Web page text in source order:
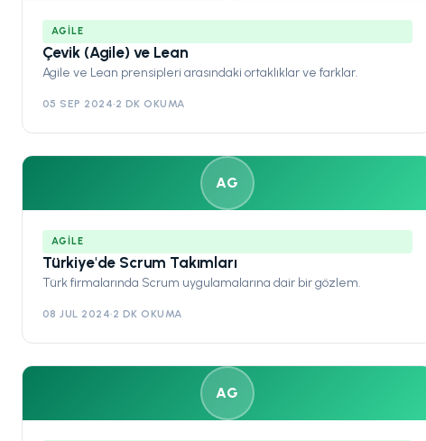
AGILE
Çevik (Agile) ve Lean
Agile ve Lean prensipleri arasındaki ortaklıklar ve farklar.
05 SEP 2024·2 DK OKUMA
AG
AGILE
Türkiye'de Scrum Takımları
Türk firmalarında Scrum uygulamalarına dair bir gözlem.
08 JUL 2024·2 DK OKUMA
AG